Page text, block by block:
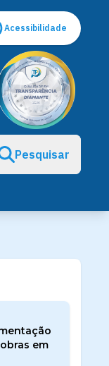
Acessibilidade
Pesquisar
em